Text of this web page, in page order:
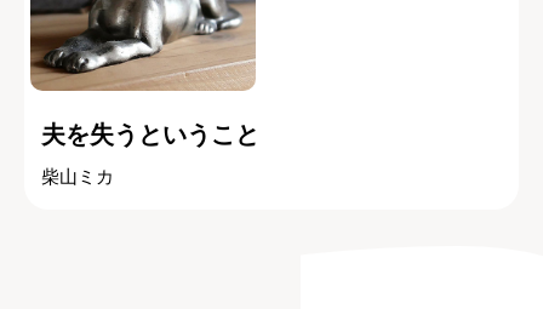
夫を失うということ
柴山ミカ